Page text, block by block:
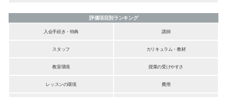
評価項目別ランキング
入会手続き・特典
講師
スタッフ カリキュラム・教材
教室環境 授業の受けやすさ
レッスンの環境 費用